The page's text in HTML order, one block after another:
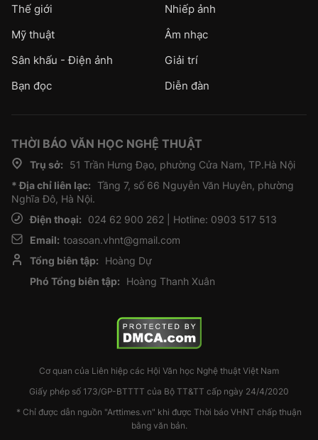
Thế giới
Nhiếp ảnh
Mỹ thuật
Âm nhạc
Sân khấu - Điện ảnh
Giải trí
Bạn đọc
Diễn đàn
THỜI BÁO VĂN HỌC NGHỆ THUẬT
Trụ sở:
51 Trần Hưng Đạo, phường Cửa Nam, TP.Hà Nội
* Địa chỉ liên lạc: Tầng 7, số 66 Nguyễn Văn Huyên, phường
Nghĩa Đô, Hà Nội.
Điện thoại:
024 62 900 262 | Hotline: 0903 517 513
Email: toasoan.vhnt@gmail.com
Tổng biên tập:
Hoàng Dự
Phó Tổng biên tập:
Hoàng Thanh Xuân
Cơ quan của Liên hiệp các Hội Văn học Nghệ thuật Việt Nam
Giấy phép số 173/GP-BTTTT của Bộ TT&TT cấp ngày 24/4/2020
* Chỉ được dẫn nguồn "Arttimes.vn" khi được Thời báo VHNT chấp thuận
bằng văn bản.